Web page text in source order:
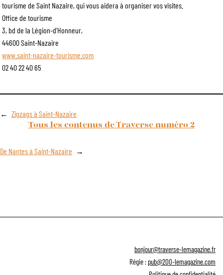
tourisme de Saint Nazaire, qui vous aidera à organiser vos visites.
Office de tourisme
3, bd de la Légion-d’Honneur,
44600 Saint-Nazaire
www.saint-nazaire-tourisme.com
02 40 22 40 65
← Zigzags à Saint-Nazaire
Tous les contenus de Traverse numéro 2
De Nantes à Saint-Nazaire →
bonjour@traverse-lemagazine.fr
Régie : pub@200-lemagazine.com